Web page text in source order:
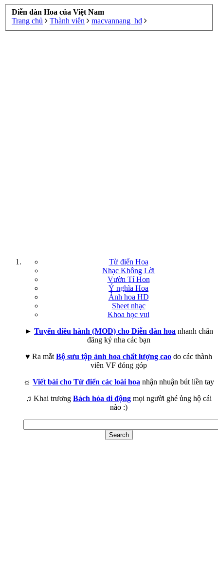
Diễn đàn Hoa của Việt Nam
Trang chủ
Thành viên macvannang_hd
Từ điển Hoa
Nhạc Không Lời
Vườn Tí Hon
Ý nghĩa Hoa
Ảnh hoa HD
Sheet nhạc
Khoa học vui
► Tuyển điều hành (MOD) cho Diễn đàn hoa nhanh chân
đăng ký nha các bạn
♥ Ra mắt Bộ sưu tập ảnh hoa chất lượng cao do các thành
viên VF đóng góp
☼ Viết bài cho Từ điển các loài hoa nhận nhuận bút liền tay
♫ Khai trương Bách hóa di động mọi người ghé ủng hộ cái
nào :)